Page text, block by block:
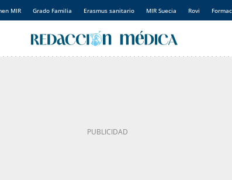
MIR Grado Familia Erasmus sanitario MIR Suecia Rovi